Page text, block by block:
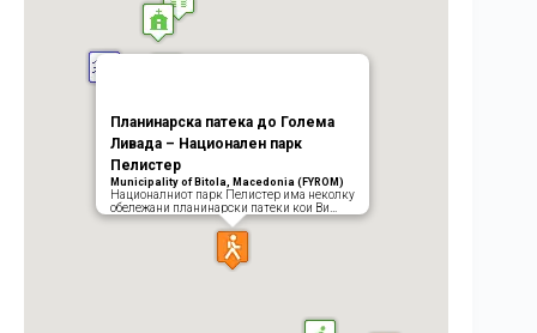
Планинарска патека до Голема
Ливада – Национален парк
Пелистер
Municipality of Bitola, Macedonia (FYROM)
Националниот парк Пелистер има неколку
обележани планинарски патеки кои Ви…